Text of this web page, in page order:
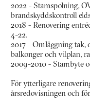
2022 - Stamspolning,
brandskyddskontroll
2018 - Renovering
4-22.
2017 - Omläggning tak,
balkonger och vilplan,
2009-2010 - Stambyte
För ytterligare
årsredovisningen och